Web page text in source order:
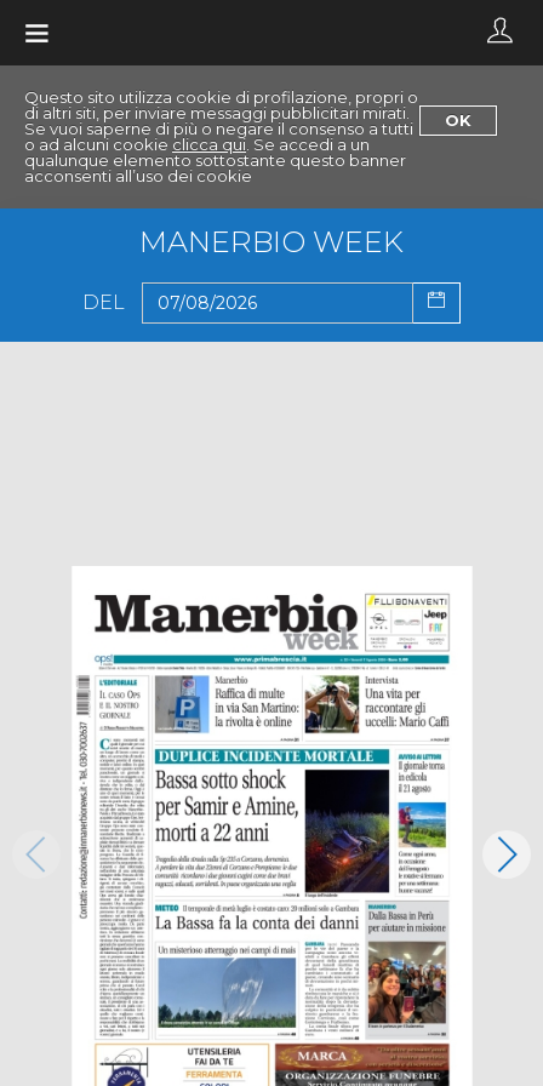
Questo sito utilizza cookie di profilazione, propri o
di altri siti, per inviare messaggi pubblicitari mirati.
Se vuoi saperne di più o negare il consenso a tutti
o ad alcuni cookie clicca qui . Se accedi a un
qualunque elemento sottostante questo banner
acconsenti all’uso dei cookie
OK
MANERBIO WEEK
DEL
Toggle